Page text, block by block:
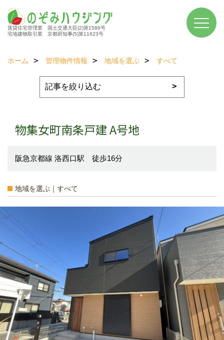
賃貸住宅管理業 国土交通大臣(2)第1586号
宅地建物取引業 京都府知事(5)第11623号
ホーム 管理物件情報 地域を選ぶ すべて
物集女町南条戸建 A号地
阪急京都線 洛西口駅 徒歩16分
地域を選ぶ｜すべて